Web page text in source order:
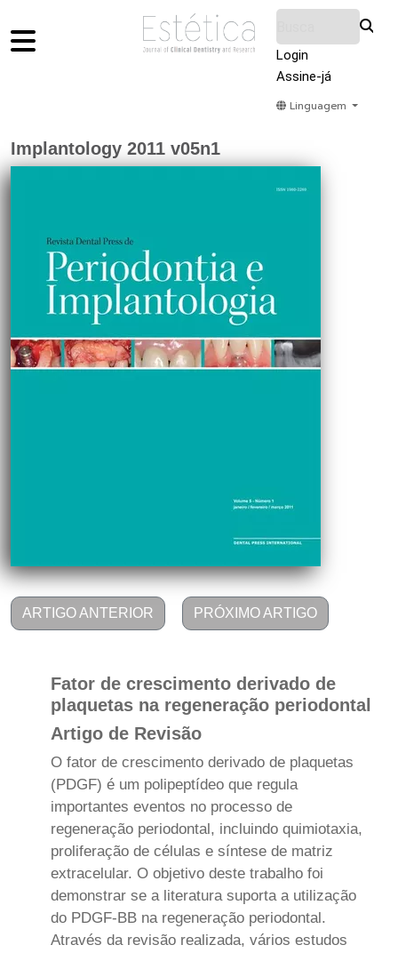
Login
Assine-já
Linguagem
Sobre Nós
Implantology 2011 v05n1
ARTIGO ANTERIOR PRÓXIMO ARTIGO
Fator de crescimento derivado de
plaquetas na regeneração periodontal
Artigo de Revisão
O fator de crescimento derivado de plaquetas
(PDGF) é um polipeptídeo que regula
importantes eventos no processo de
regeneração periodontal, incluindo quimiotaxia,
proliferação de células e síntese de matriz
extracelular. O objetivo deste trabalho foi
demonstrar se a literatura suporta a utilização
do PDGF-BB na regeneração periodontal.
Através da revisão realizada, vários estudos